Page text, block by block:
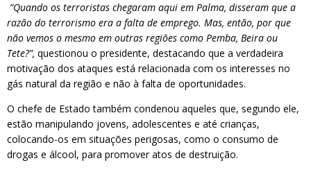
“Quando os terroristas chegaram aqui em Palma, disseram que a
razão do terrorismo era a falta de emprego. Mas, então, por que
não vemos o mesmo em outras regiões como Pemba, Beira ou
Tete?”, questionou o presidente, destacando que a verdadeira
motivação dos ataques está relacionada com os interesses no
gás natural da região e não à falta de oportunidades.
O chefe de Estado também condenou aqueles que, segundo ele,
estão manipulando jovens, adolescentes e até crianças,
colocando-os em situações perigosas, como o consumo de
drogas e álcool, para promover atos de destruição.